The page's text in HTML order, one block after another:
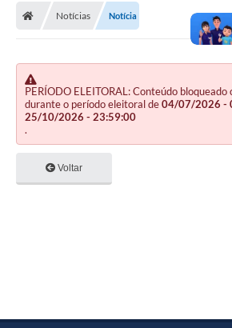
Notícias Notícia
PERÍODO ELEITORAL: Conteúdo
durante o período eleitoral de04/07/2026 -
25/10/2026 - 23:59:00
.
Voltar